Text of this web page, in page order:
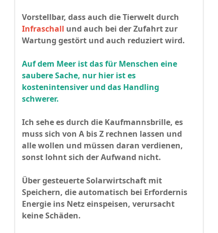
Vorstellbar, dass auch die Tierwelt durch
Infraschall und auch bei der Zufahrt zur
Wartung gestört und auch reduziert wird.
Auf dem Meer ist das für Menschen eine
saubere Sache, nur hier ist es
kostenintensiver und das Handling
schwerer.
Ich sehe es durch die Kaufmannsbrille, es
muss sich von A bis Z rechnen lassen und
alle wollen und müssen daran verdienen,
sonst lohnt sich der Aufwand nicht.
Über gesteuerte Solarwirtschaft mit
Speichern, die automatisch bei Erfordernis
Energie ins Netz einspeisen, verursacht
keine Schäden.